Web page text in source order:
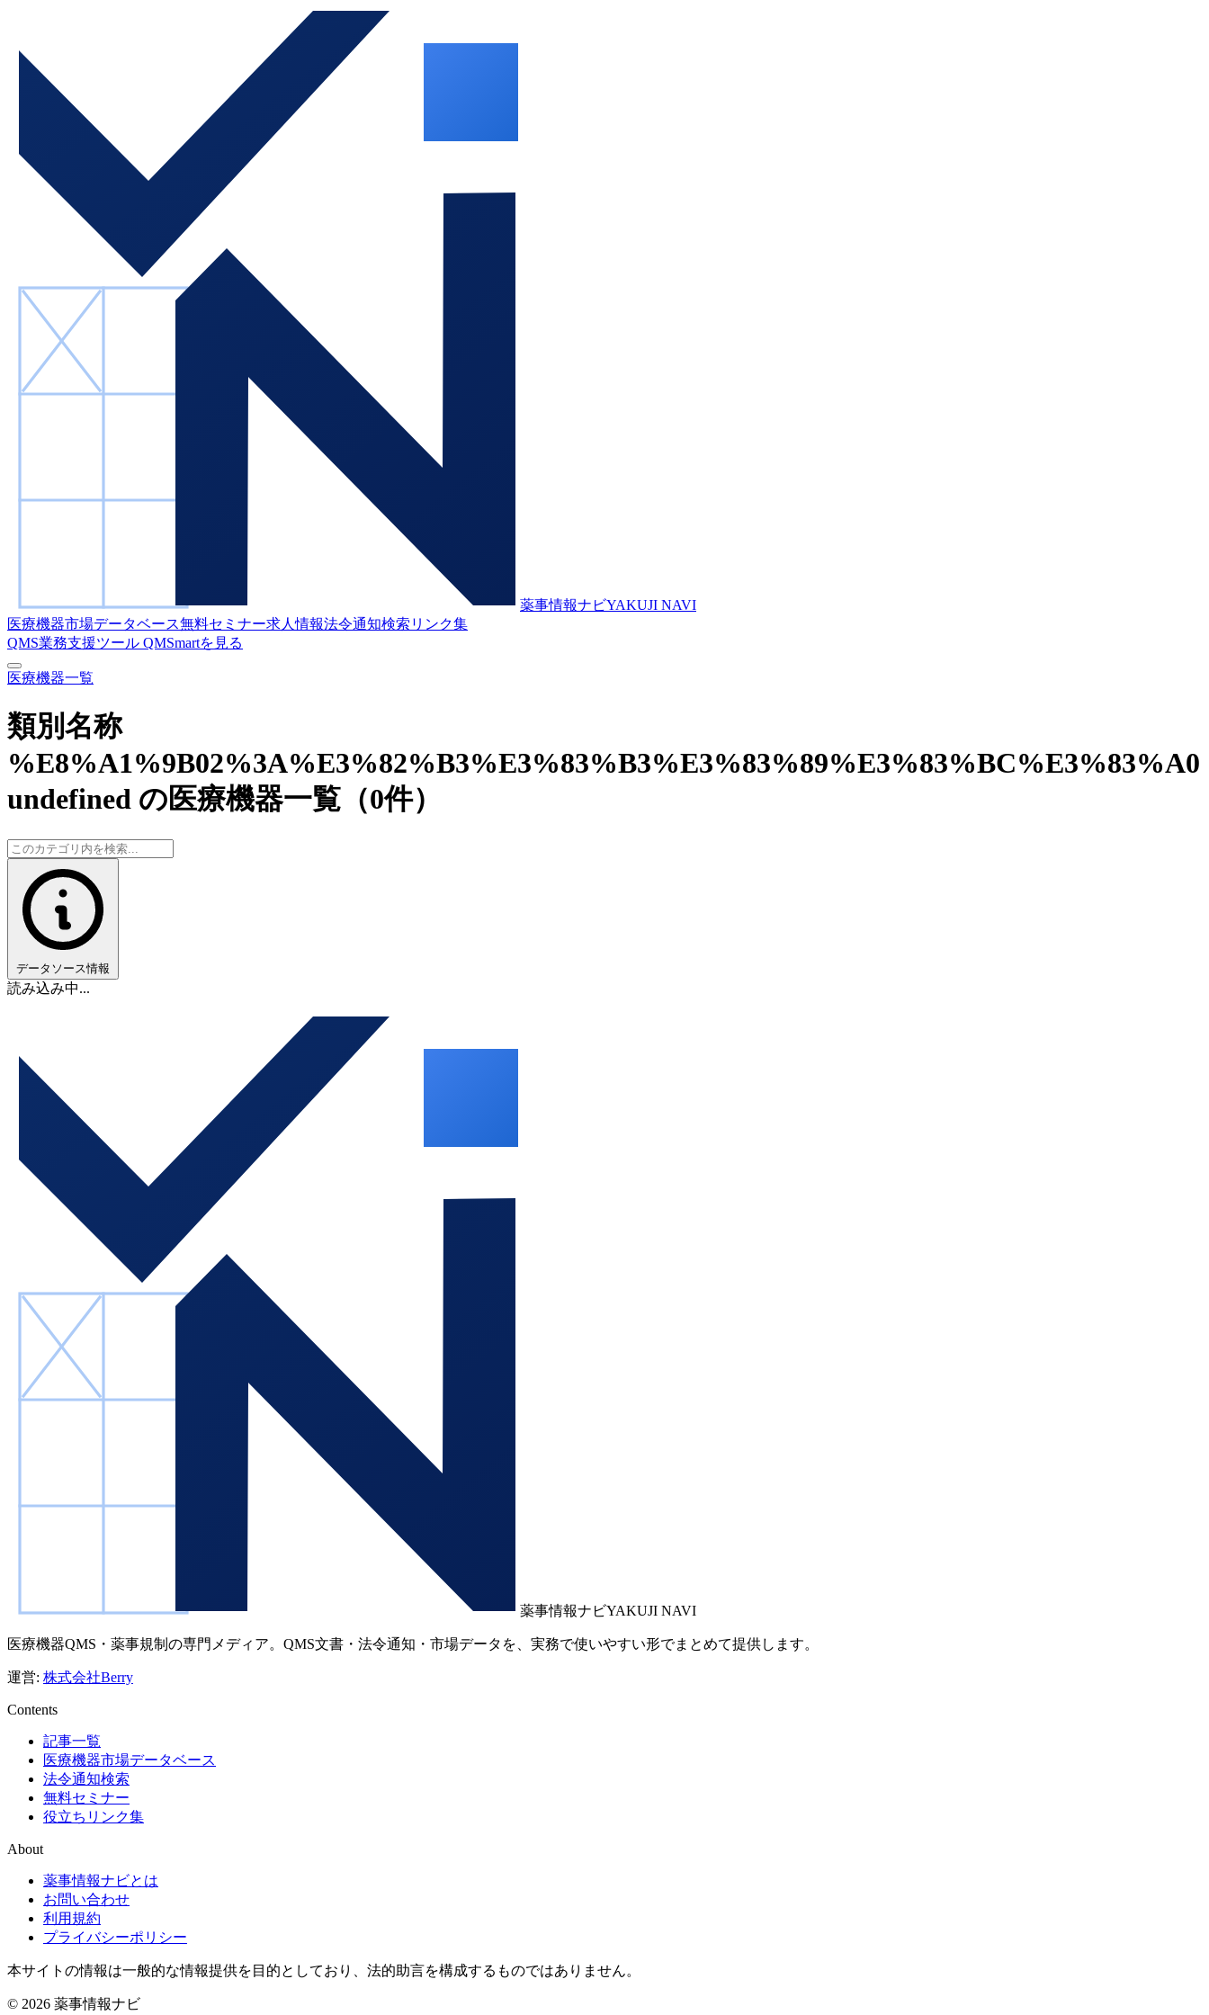
薬事情報ナビYAKUJI NAVI
医療機器市場データベース無料セミナー求人情報法令通知検索 リンク集
QMS業務支援ツール QMSmartを見る
医療機器一覧
類別名称
%E8%A1%9B02%3A%E3%82%B3%E3%83%B3%E3%83%89%E3%83%BC%E3%83%A0
undefined の医療機器一覧 （0件）
データソース情報
読み込み中...
薬事情報ナビYAKUJI NAVI
医療機器QMS・薬事規制の専門メディア。QMS文書・法令通知・市場データを、実務で使いやすい形でまとめて提供します。
運営: 株式会社Berry
Contents
記事一覧
医療機器市場データベース
法令通知検索
無料セミナー
役立ちリンク集
About
薬事情報ナビとは
お問い合わせ
利用規約
プライバシーポリシー
本サイトの情報は一般的な情報提供を目的としており、法的助言を構成するものではありません。
© 2026 薬事情報ナビ